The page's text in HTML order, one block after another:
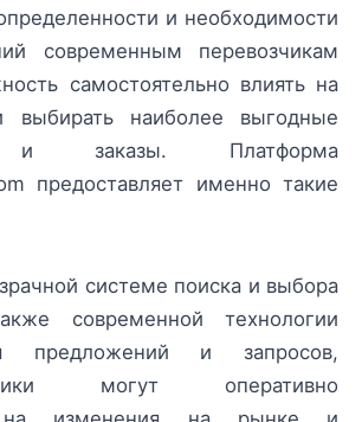
и необходимости
современным перевозчикам
самостоятельно влиять на
выбирать наиболее выгодные
и заказы. Платформа
предоставляет именно такие
системе поиска и выбора
современной технологии
предложений и запросов,
могут оперативно